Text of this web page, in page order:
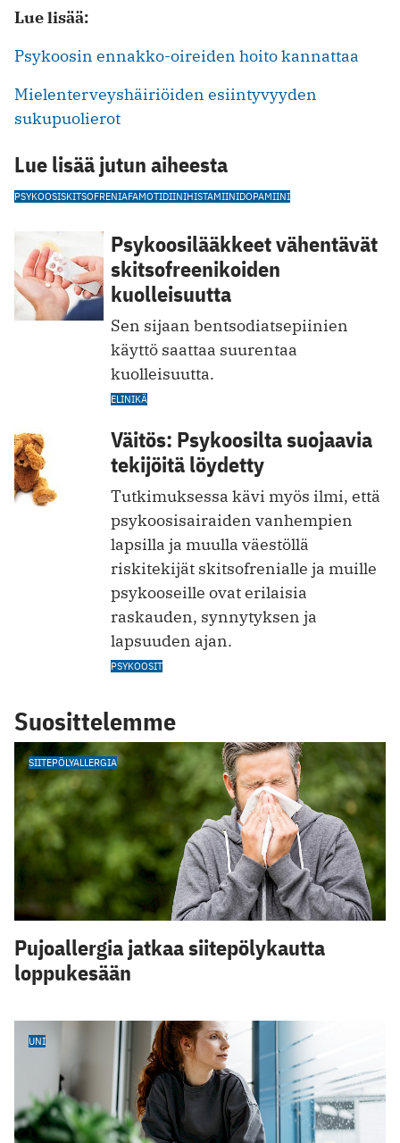
Lue lisää:
Psykoosin ennakko-oireiden hoito kannattaa
Mielenterveyshäiriöiden esiintyvyyden
sukupuolierot
Lue lisää jutun aiheesta
PSYKOOSISKITSOFRENIAFAMOTIDIINIHISTAMIINIDOPAMIINI
Psykoosilääkkeet vähentävät
skitsofreenikoiden
kuolleisuutta
Sen sijaan bentsodiatsepiinien
käyttö saattaa suurentaa
kuolleisuutta.
ELINIKÄ
Väitös: Psykoosilta suojaavia
tekijöitä löydetty
Tutkimuksessa kävi myös ilmi, että
psykoosisairaiden vanhempien
lapsilla ja muulla väestöllä
riskitekijät skitsofrenialle ja muille
psykooseille ovat erilaisia
raskauden, synnytyksen ja
lapsuuden ajan.
PSYKOOSIT
Suosittelemme
SIITEPÖLYALLERGIA
Pujoallergia jatkaa siitepölykautta
loppukesään
UNI